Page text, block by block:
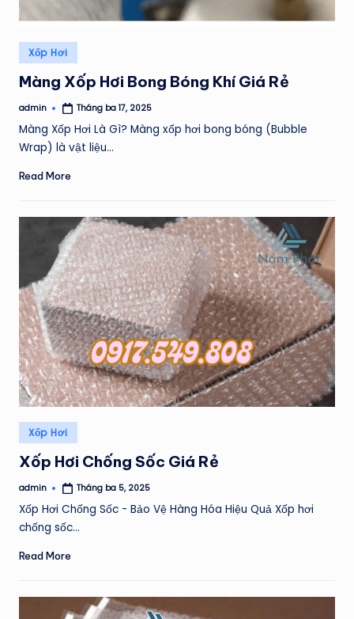
Posted
in
Xốp Hơi
Màng Xốp Hơi Bong Bóng Khí Giá Rẻ
Posted
admin Tháng ba 17, 2025
Màng Xốp Hơi Là Gì? Màng xốp hơi bong bóng (Bubble
Wrap) là vật liệu…
Read More
Posted
in
Xốp Hơi
Xốp Hơi Chống Sốc Giá Rẻ
Posted
admin Tháng ba 5, 2025
Xốp Hơi Chống Sốc - Bảo Vệ Hàng Hóa Hiệu Quả Xốp hơi
chống sốc…
Read More